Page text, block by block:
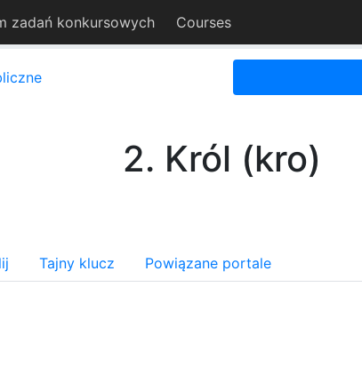
zadań konkursowych Courses
2. Król (kro)
Tajny klucz Powiązane portale